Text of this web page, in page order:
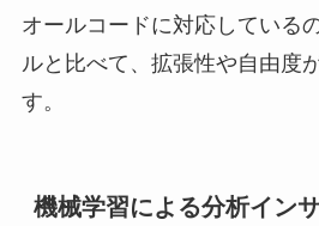
オールコードに対応している
ルと比べて、拡張性や自由度
す。
機械学習による分析イン